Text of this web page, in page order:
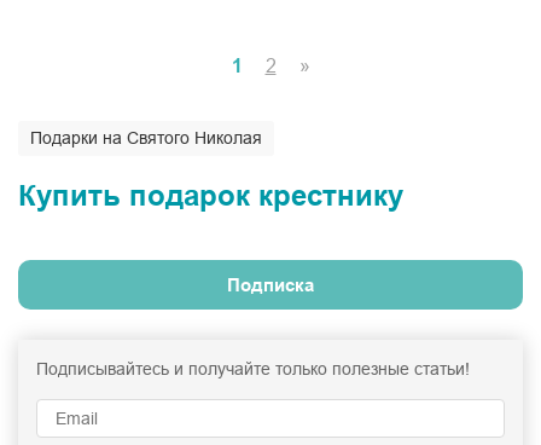
1 2 »
Подарки на Святого Николая
Купить подарок крестнику
Подписка
Подписывайтесь и получайте только полезные статьи!